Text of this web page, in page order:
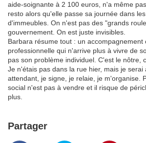
aide-soignante à 2 100 euros, n'a même
resto alors qu'elle passe sa journée dans
d'immeubles. On n'est pas des "grands
gouvernement. On est juste invisibles.
Barbara résume tout : un accompagnement
professionnelle qui n'arrive plus à vivre de
pas son problème individuel. C'est le nôtre,
Je n'étais pas dans la rue hier, mais je serai
attendant, je signe, je relaie, je m'organise.
social n'est pas à vendre et il risque de
plus.
Partager